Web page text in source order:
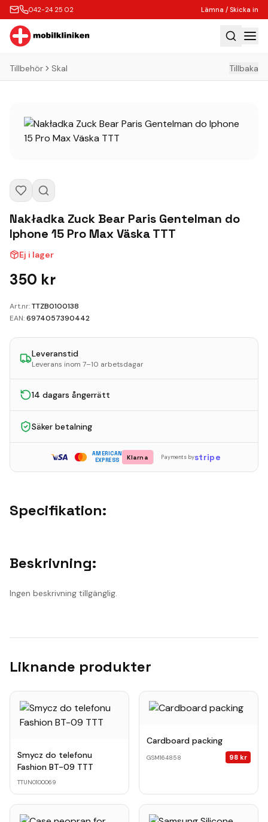
042-24 25 02 Lämna / Skicka in
Hem
Köp
Tillbehör
Lämna / Skicka in
Företagskunder
Butik
Tillbehör Skal Tillbaka
Nakładka Zuck Bear Paris Gentelman do
Iphone 15 Pro Max Väska TTT
Ej i lager
350 kr
Art.nr:TTZB0100138
EAN:6974057390442
Leveranstid
Leverans inom 7–10 arbetsdagar
14 dagars ångerrätt
Säker betalning
AMERICAN
EXPRESS
Klarna Payments bystripe
Specifikation:
Beskrivning:
Ingen beskrivning tillgänglig.
Liknande produkter
Smycz do telefonu
Fashion BT-09 TTT
TTUN0100069
Cardboard packing
GSM164858 98 kr